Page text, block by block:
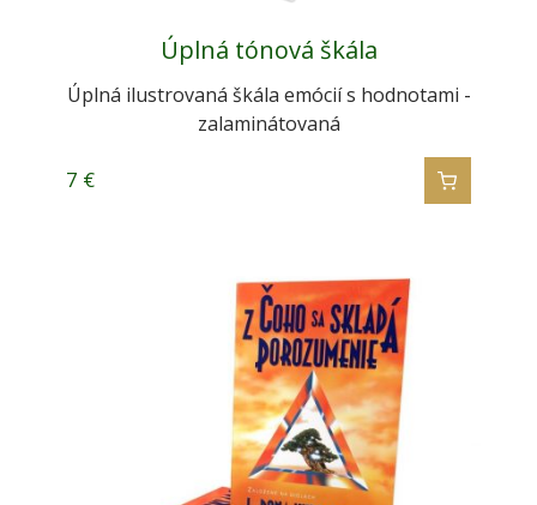
Úplná tónová škála
Úplná ilustrovaná škála emócií s hodnotami -
zalaminátovaná
7 €